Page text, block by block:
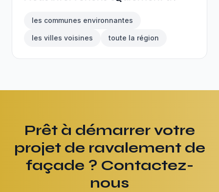
les communes environnantes
les villes voisines toute la région
Prêt à démarrer votre
projet de ravalement de
façade ? Contactez-
nous